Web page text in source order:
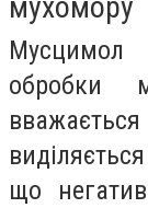
мухомору
Мусцимол
обробки
що